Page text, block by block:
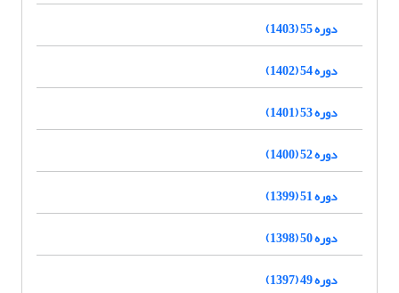
دوره 55 (1403)
دوره 54 (1402)
دوره 53 (1401)
دوره 52 (1400)
دوره 51 (1399)
دوره 50 (1398)
دوره 49 (1397)